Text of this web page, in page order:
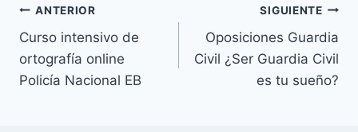
Navegación
de
entradas
ANTERIOR
Curso intensivo de
ortografía online
Policía Nacional EB
SIGUIENTE
Oposiciones Guardia
Civil ¿Ser Guardia Civil
es tu sueño?